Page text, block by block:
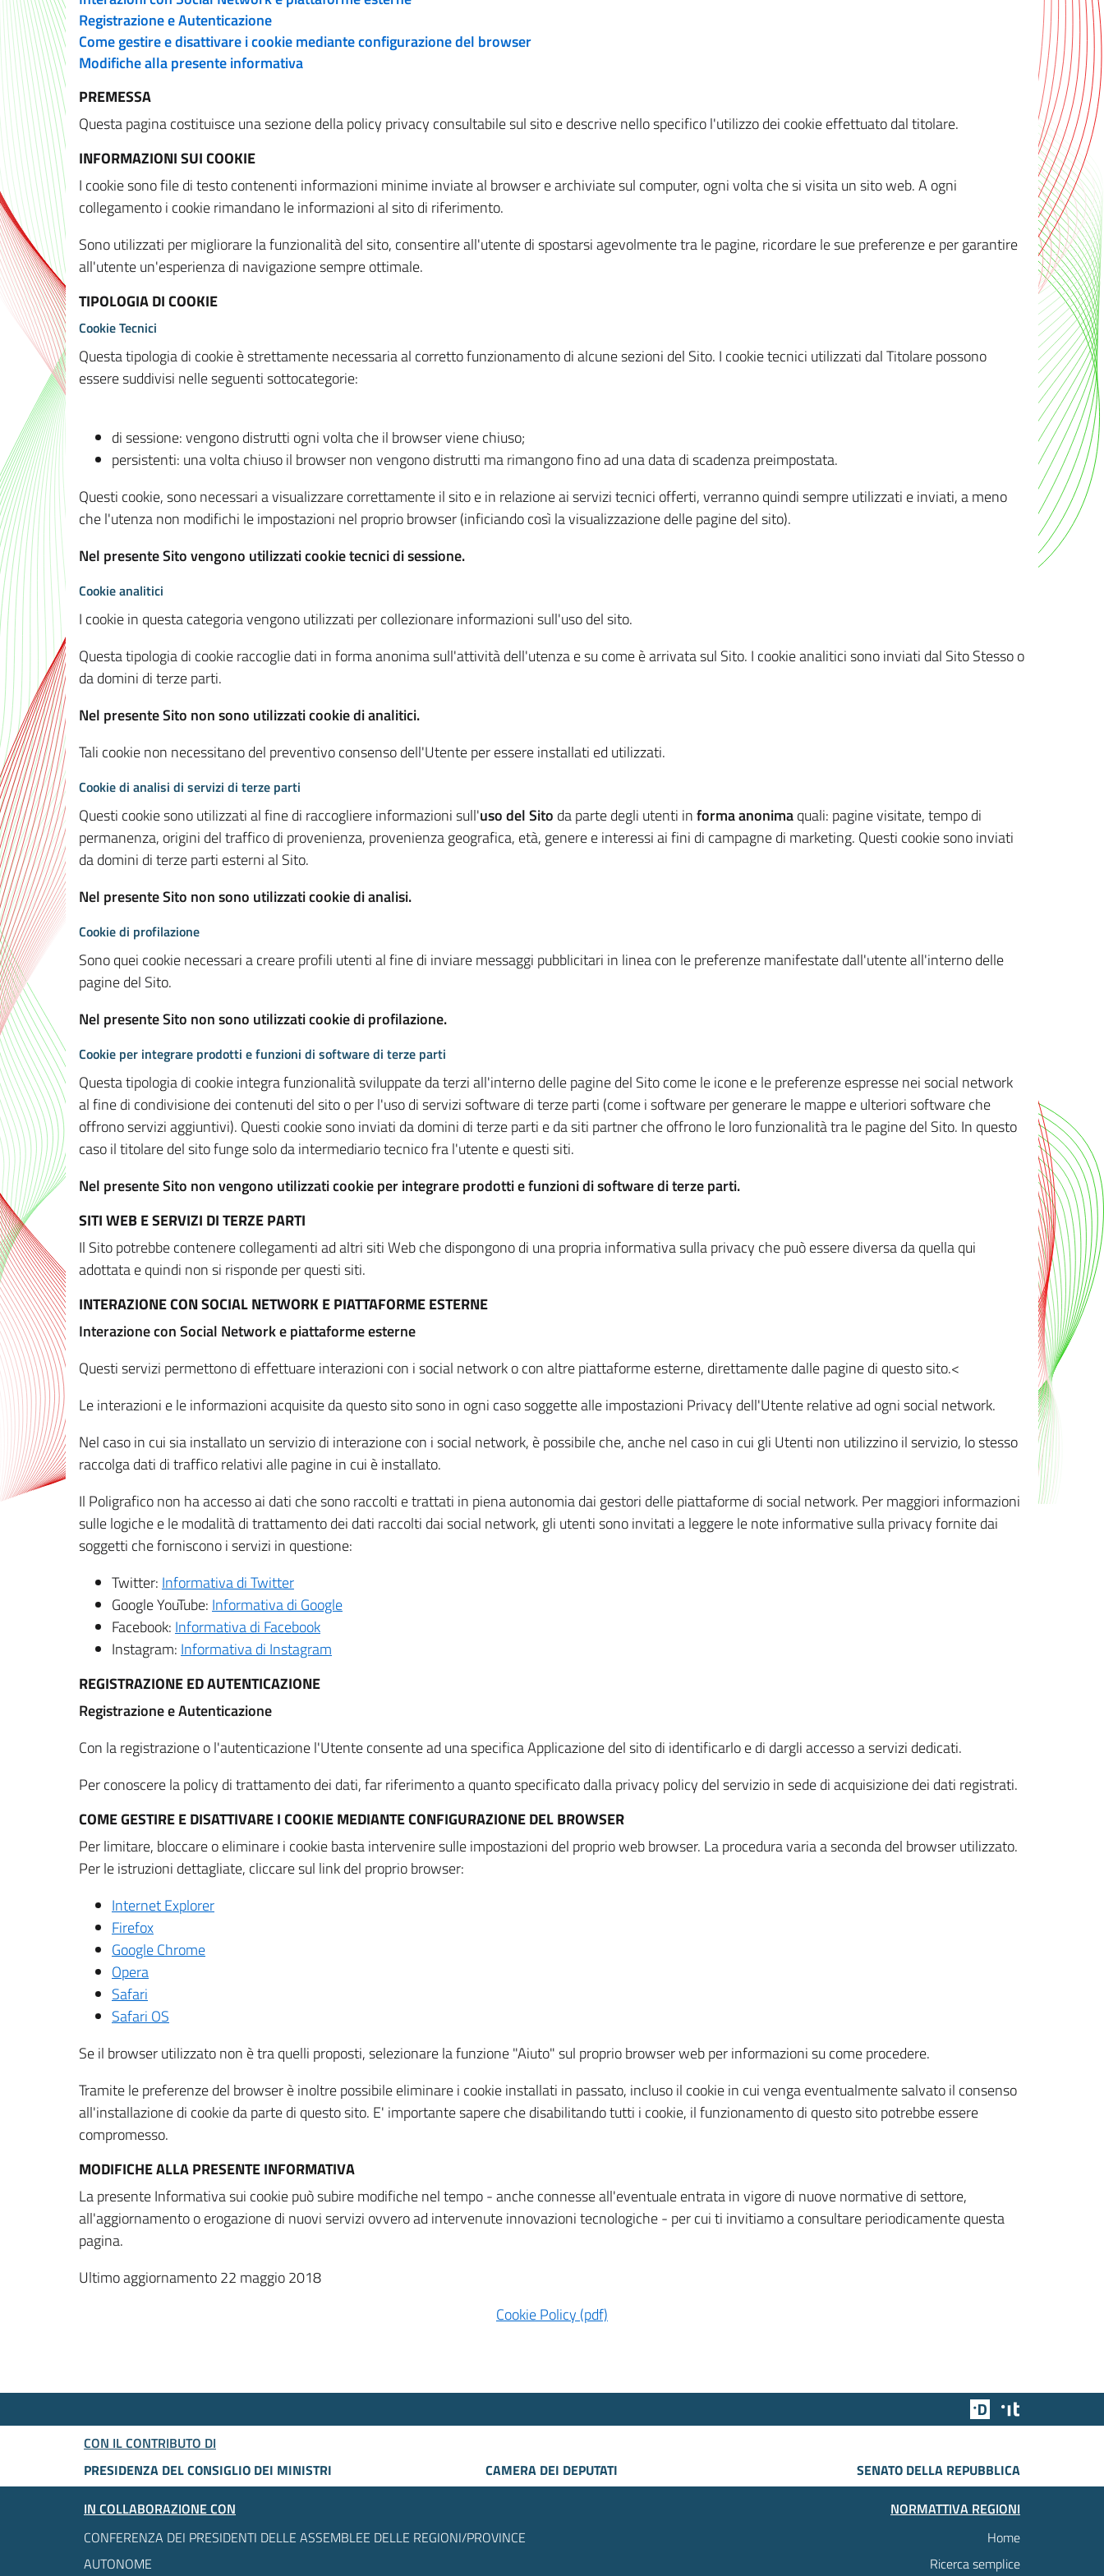
Registrazione e Autenticazione
Come gestire e disattivare i cookie mediante configurazione del browser
Modifiche alla presente informativa
PREMESSA
Questa pagina costituisce una sezione della policy privacy consultabile sul sito e descrive nello specifico l'utilizzo dei cookie effettuato dal titolare.
INFORMAZIONI SUI COOKIE
I cookie sono file di testo contenenti informazioni minime inviate al browser e archiviate sul computer, ogni volta che si visita un sito web. A ogni
collegamento i cookie rimandano le informazioni al sito di riferimento.
Sono utilizzati per migliorare la funzionalità del sito, consentire all'utente di spostarsi agevolmente tra le pagine, ricordare le sue preferenze e per garantire
all'utente un'esperienza di navigazione sempre ottimale.
TIPOLOGIA DI COOKIE
Cookie Tecnici
Questa tipologia di cookie è strettamente necessaria al corretto funzionamento di alcune sezioni del Sito. I cookie tecnici utilizzati dal Titolare possono
essere suddivisi nelle seguenti sottocategorie:
di sessione: vengono distrutti ogni volta che il browser viene chiuso;
persistenti: una volta chiuso il browser non vengono distrutti ma rimangono fino ad una data di scadenza preimpostata.
Questi cookie, sono necessari a visualizzare correttamente il sito e in relazione ai servizi tecnici offerti, verranno quindi sempre utilizzati e inviati, a meno
che l'utenza non modifichi le impostazioni nel proprio browser (inficiando così la visualizzazione delle pagine del sito).
Nel presente Sito vengono utilizzati cookie tecnici di sessione.
Cookie analitici
I cookie in questa categoria vengono utilizzati per collezionare informazioni sull'uso del sito.
Questa tipologia di cookie raccoglie dati in forma anonima sull'attività dell'utenza e su come è arrivata sul Sito. I cookie analitici sono inviati dal Sito Stesso o
da domini di terze parti.
Nel presente Sito non sono utilizzati cookie di analitici.
Tali cookie non necessitano del preventivo consenso dell'Utente per essere installati ed utilizzati.
Cookie di analisi di servizi di terze parti
Questi cookie sono utilizzati al fine di raccogliere informazioni sull'uso del Sito da parte degli utenti informa anonimaquali: pagine visitate, tempo di
permanenza, origini del traffico di provenienza, provenienza geografica, età, genere e interessi ai fini di campagne di marketing. Questi cookie sono inviati
da domini di terze parti esterni al Sito.
Nel presente Sito non sono utilizzati cookie di analisi.
Cookie di profilazione
Sono quei cookie necessari a creare profili utenti al fine di inviare messaggi pubblicitari in linea con le preferenze manifestate dall'utente all'interno delle
pagine del Sito.
Nel presente Sito non sono utilizzati cookie di profilazione.
Cookie per integrare prodotti e funzioni di software di terze parti
Questa tipologia di cookie integra funzionalità sviluppate da terzi all'interno delle pagine del Sito come le icone e le preferenze espresse nei social network
al fine di condivisione dei contenuti del sito o per l'uso di servizi software di terze parti (come i software per generare le mappe e ulteriori software che
offrono servizi aggiuntivi). Questi cookie sono inviati da domini di terze parti e da siti partner che offrono le loro funzionalità tra le pagine del Sito. In questo
caso il titolare del sito funge solo da intermediario tecnico fra l'utente e questi siti.
Nel presente Sito non vengono utilizzati cookie per integrare prodotti e funzioni di software di terze parti.
SITI WEB E SERVIZI DI TERZE PARTI
Il Sito potrebbe contenere collegamenti ad altri siti Web che dispongono di una propria informativa sulla privacy che può essere diversa da quella qui
adottata e quindi non si risponde per questi siti.
INTERAZIONE CON SOCIAL NETWORK E PIATTAFORME ESTERNE
Interazione con Social Network e piattaforme esterne
Questi servizi permettono di effettuare interazioni con i social network o con altre piattaforme esterne, direttamente dalle pagine di questo sito.<
Le interazioni e le informazioni acquisite da questo sito sono in ogni caso soggette alle impostazioni Privacy dell'Utente relative ad ogni social network.
Nel caso in cui sia installato un servizio di interazione con i social network, è possibile che, anche nel caso in cui gli Utenti non utilizzino il servizio, lo stesso
raccolga dati di traffico relativi alle pagine in cui è installato.
Il Poligrafico non ha accesso ai dati che sono raccolti e trattati in piena autonomia dai gestori delle piattaforme di social network. Per maggiori informazioni
sulle logiche e le modalità di trattamento dei dati raccolti dai social network, gli utenti sono invitati a leggere le note informative sulla privacy fornite dai
soggetti che forniscono i servizi in questione:
Twitter: Informativa di Twitter
Google YouTube: Informativa di Google
Facebook: Informativa di Facebook
Instagram: Informativa di Instagram
REGISTRAZIONE ED AUTENTICAZIONE
Registrazione e Autenticazione
Con la registrazione o l'autenticazione l'Utente consente ad una specifica Applicazione del sito di identificarlo e di dargli accesso a servizi dedicati.
Per conoscere la policy di trattamento dei dati, far riferimento a quanto specificato dalla privacy policy del servizio in sede di acquisizione dei dati registrati.
COME GESTIRE E DISATTIVARE I COOKIE MEDIANTE CONFIGURAZIONE DEL BROWSER
Per limitare, bloccare o eliminare i cookie basta intervenire sulle impostazioni del proprio web browser. La procedura varia a seconda del browser utilizzato.
Per le istruzioni dettagliate, cliccare sul link del proprio browser:
Internet Explorer
Firefox
Google Chrome
Opera
Safari
Safari OS
Se il browser utilizzato non è tra quelli proposti, selezionare la funzione "Aiuto" sul proprio browser web per informazioni su come procedere.
Tramite le preferenze del browser è inoltre possibile eliminare i cookie installati in passato, incluso il cookie in cui venga eventualmente salvato il consenso
all'installazione di cookie da parte di questo sito. E' importante sapere che disabilitando tutti i cookie, il funzionamento di questo sito potrebbe essere
compromesso.
MODIFICHE ALLA PRESENTE INFORMATIVA
La presente Informativa sui cookie può subire modifiche nel tempo - anche connesse all'eventuale entrata in vigore di nuove normative di settore,
all'aggiornamento o erogazione di nuovi servizi ovvero ad intervenute innovazioni tecnologiche - per cui ti invitiamo a consultare periodicamente questa
pagina.
Ultimo aggiornamento 22 maggio 2018
Cookie Policy (pdf)
Team Digitale
CON IL CONTRIBUTO DI
PRESIDENZA DEL CONSIGLIO DEI MINISTRI
CAMERA DEI DEPUTATI
SENATO DELLA REPUBBLICA
IN COLLABORAZIONE CON
CONFERENZA DEI PRESIDENTI DELLE ASSEMBLEE DELLE REGIONI/PROVINCE
AUTONOME
NORMATTIVA REGIONI
Home
Ricerca semplice